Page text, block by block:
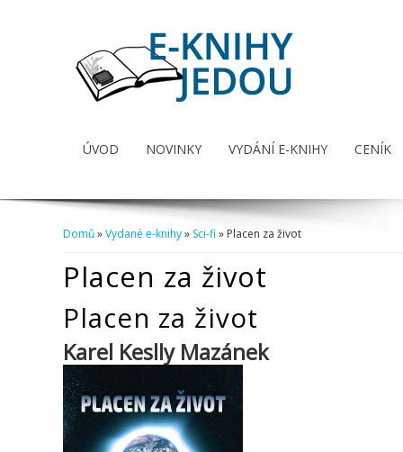
ÚVOD NOVINKY VYDÁNÍ E-KNIHY CENÍK
Domů»Vydané e-knihy» Sci-fi » Placen za život
Placen za život
Placen za život
Karel Keslly Mazánek